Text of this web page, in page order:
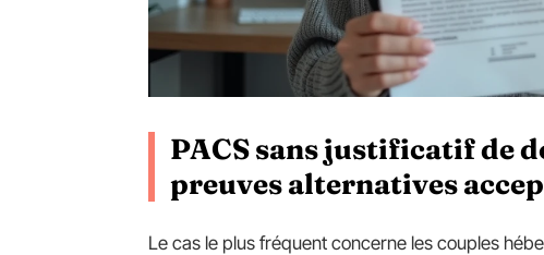
PACS sans justificatif de
preuves alternatives
Le cas le plus fréquent concerne les couples